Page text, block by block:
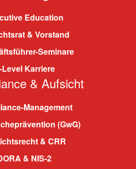
Education
& Vorstand
Seminare
Level Karriere
& Aufsicht
Management
(GwG)
& CRR
& NIS-2